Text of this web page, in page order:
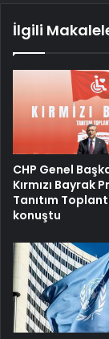
İlgili
CHP Genel
Kırmızı Bayrak
Tanıtım
konuştu